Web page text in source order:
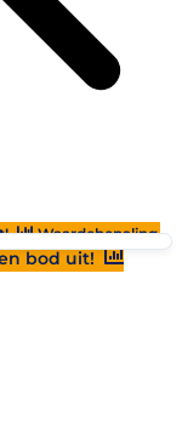
Waardebepaling
bod uit!